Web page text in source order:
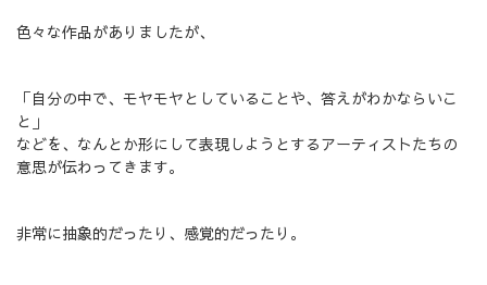
色々な作品がありましたが、
「自分の中で、モヤモヤとしていることや、答えがわかならいこ
と」
などを、なんとか形にして表現しようとするアーティストたちの
意思が伝わってきます。
非常に抽象的だったり、感覚的だったり。